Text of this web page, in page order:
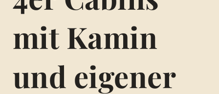
mit Kamin
und eigener